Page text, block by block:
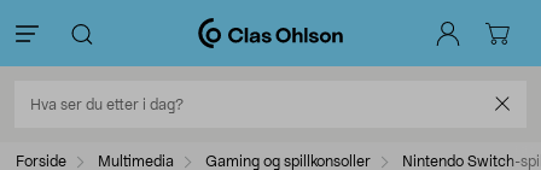
Forside Multimedia Gaming og spillkonsoller Nintendo Switch-